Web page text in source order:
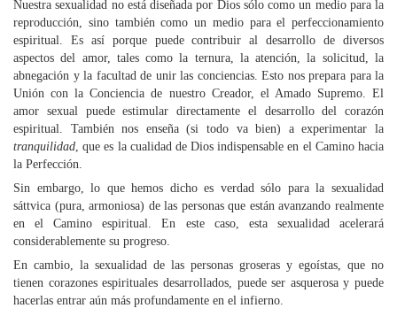
Nuestra sexualidad no está diseñada por Dios sólo como un medio para la
reproducción, sino también como un medio para el perfeccionamiento
espiritual. Es así porque puede contribuir al desarrollo de diversos
aspectos del amor, tales como la ternura, la atención, la solicitud, la
abnegación y la facultad de unir las conciencias. Esto nos prepara para la
Unión con la Conciencia de nuestro Creador, el Amado Supremo. El
amor sexual puede estimular directamente el desarrollo del corazón
espiritual. También nos enseña (si todo va bien) a experimentar la
tranquilidad, que es la cualidad de Dios indispensable en el Camino hacia
la Perfección.
Sin embargo, lo que hemos dicho es verdad sólo para la sexualidad
sáttvica (pura, armoniosa) de las personas que están avanzando realmente
en el Camino espiritual. En este caso, esta sexualidad acelerará
considerablemente su progreso.
En cambio, la sexualidad de las personas groseras y egoístas, que no
tienen corazones espirituales desarrollados, puede ser asquerosa y puede
hacerlas entrar aún más profundamente en el infierno.